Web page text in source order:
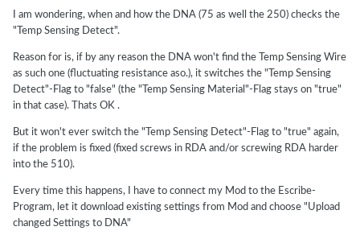
I am wondering, when and how the DNA (75 as well the 250) checks the
"Temp Sensing Detect".
Reason for is, if by any reason the DNA won't find the Temp Sensing Wire
as such one (fluctuating resistance aso.), it switches the "Temp Sensing
Detect"-Flag to "false" (the "Temp Sensing Material"-Flag stays on "true"
in that case). Thats OK .
But it won't ever switch the "Temp Sensing Detect"-Flag to "true" again,
if the problem is fixed (fixed screws in RDA and/or screwing RDA harder
into the 510).
Every time this happens, I have to connect my Mod to the Escribe-
Program, let it download existing settings from Mod and choose "Upload
changed Settings to DNA"